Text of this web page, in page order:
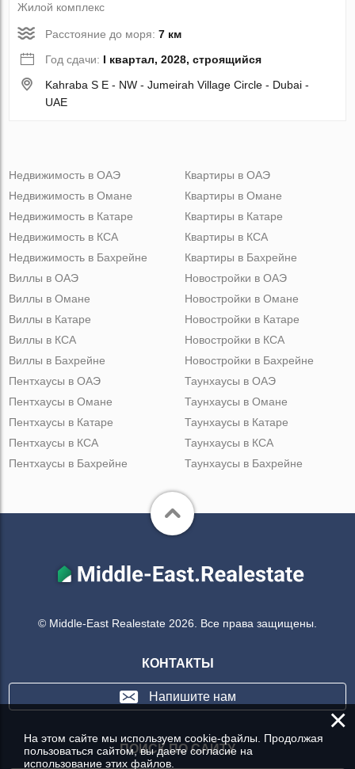
Жилой комплекс
Расстояние до моря:7 км
Год сдачи: I квартал, 2028, строящийся
Kahraba S E - NW - Jumeirah Village Circle - Dubai -
UAE
Недвижимость в ОАЭ
Недвижимость в Омане
Недвижимость в Катаре
Недвижимость в КСА
Недвижимость в Бахрейне
Квартиры в ОАЭ
Квартиры в Омане
Квартиры в Катаре
Квартиры в КСА
Квартиры в Бахрейне
Виллы в ОАЭ
Виллы в Омане
Виллы в Катаре
Виллы в КСА
Виллы в Бахрейне
Новостройки в ОАЭ
Новостройки в Омане
Новостройки в Катаре
Новостройки в КСА
Новостройки в Бахрейне
Пентхаусы в ОАЭ
Пентхаусы в Омане
Пентхаусы в Катаре
Пентхаусы в КСА
Пентхаусы в Бахрейне
Таунхаусы в ОАЭ
Таунхаусы в Омане
Таунхаусы в Катаре
Таунхаусы в КСА
Таунхаусы в Бахрейне
© Middle-East Realestate 2026. Все права защищены.
КОНТАКТЫ
Напишите нам
ПОИСК ПО САЙТУ
×
На этом сайте мы используем cookie-файлы. Продолжая
пользоваться сайтом, вы даете согласие на
использование этих файлов.